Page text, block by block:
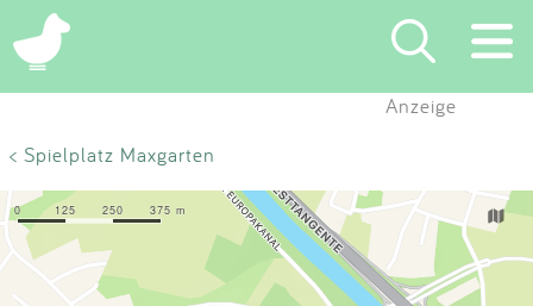
×
Suchen
Eintragen
App
Anzeige
< Spielplatz Maxgarten